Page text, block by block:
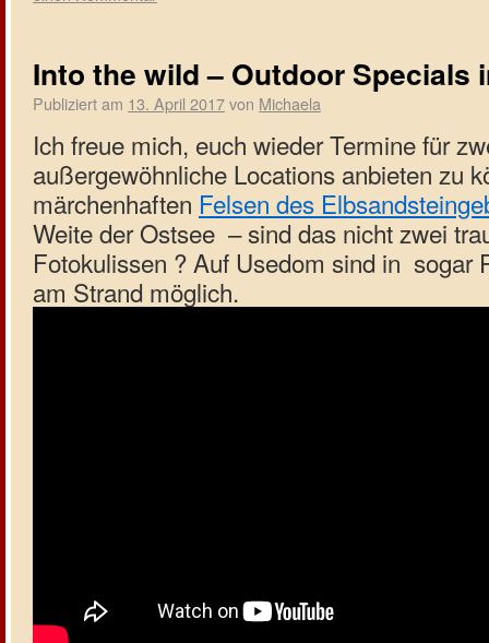
Into the wild – Outdoor Specials
Publiziert am 13. April 2017von Michaela
Ich freue mich, euch wieder Termine für
außergewöhnliche Locations anbieten zu
märchenhaften Felsen des
Weite der Ostsee – sind das nicht zwei
Fotokulissen ? Auf Usedom sind in sogar
am Strand möglich.